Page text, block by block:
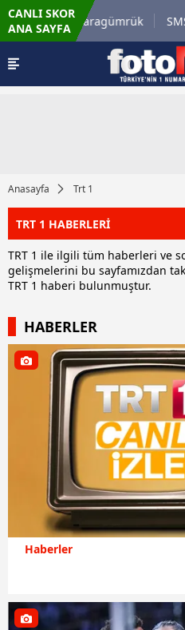
CANLI SKOR
ANA SAYFAKaragümrük SMS
Anasayfa Trt 1
TRT 1 HABERLERİ
TRT 1 ile ilgili tüm haberleri ve
gelişmelerini bu sayfamızdan
TRT 1 haberi bulunmuştur.
HABERLER
Haberler